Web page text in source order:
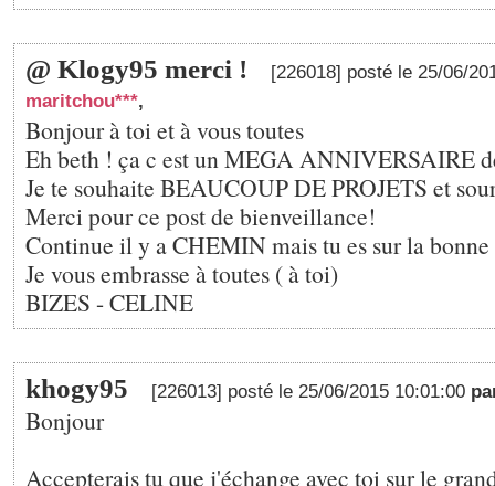
@ Klogy95 merci !
[226018] posté le 25/06/
maritchou***,
Bonjour à toi et à vous toutes
Eh beth ! ça c est un MEGA ANNIVERSAIRE
Je te souhaite BEAUCOUP DE PROJETS et
Merci pour ce post de bienveillance!
Continue il y a CHEMIN mais tu es sur la
Je vous embrasse à toutes ( à toi)
BIZES - CELINE
khogy95 [226013] posté le 25/06/2015 10:01:00
Bonjour
Accepterais tu que j'échange avec toi sur le